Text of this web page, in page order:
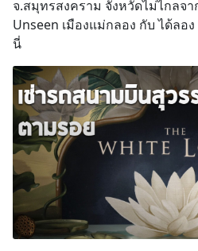
จ.สมุทรสงคราม จังหวัดไม่ไกลจา
Unseen เมืองแม่กลอง กับ ได้ลอ
นี่